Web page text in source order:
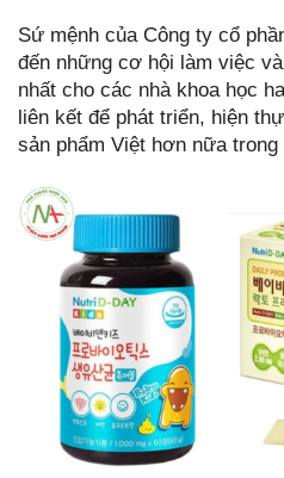
Sứ mệnh của Công ty cổ
đến những cơ hội làm việc
nhất cho các nhà khoa học
liên kết để phát triển, hiện
sản phẩm Việt hơn nữa